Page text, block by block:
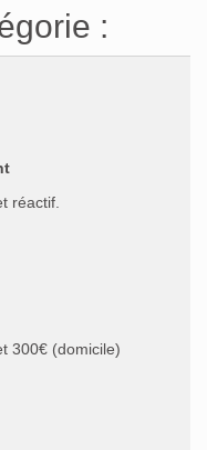
:
réactif.
300€ (domicile)